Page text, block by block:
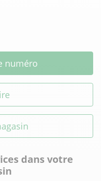
numéro
dans votre